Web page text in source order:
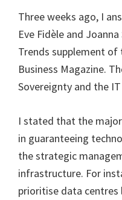
Three weeks ago, I
Eve Fidèle and
Trends supplement
Business Magazine.
Sovereignty and the
I stated that the
in guaranteeing
the strategic
infrastructure. For
prioritise data